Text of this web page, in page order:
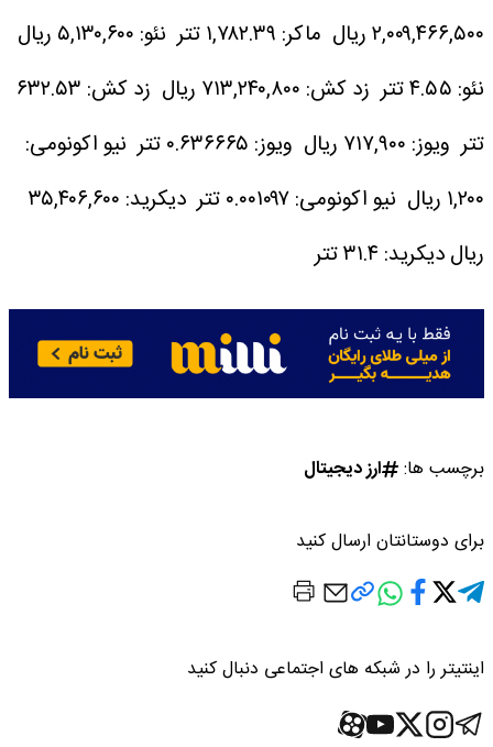
۲,۰۰۹,۴۶۶,۵۰۰ ریال
ماکر: ۱,۷۸۲.۳۹ تتر
نئو: ۵,۱۳۰,۶۰۰ ریال
نئو: ۴.۵۵ تتر
زد کش: ۷۱۳,۲۴۰,۸۰۰ ریال
زد کش: ۶۳۲.۵۳
تتر ویوز: ۷۱۷,۹۰۰ ریال ویوز: ۰.۶۳۶۶۶۵ تتر
نیو اکونومی:
۱,۲۰۰ ریال
نیو اکونومی: ۰.۰۰۱۰۹۷ تتر
دیکرید: ۳۵,۴۰۶,۶۰۰
ریالدیکرید: ۳۱.۴ تتر
برچسب ها: ارز دیجیتال
برای دوستانتان ارسال کنید
اینتیتر را در شبکه های اجتماعی دنبال کنید